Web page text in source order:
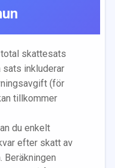
skattesats
sats inkluderar
(för
tillkommer
du enkelt
efter skatt av
. Beräkningen